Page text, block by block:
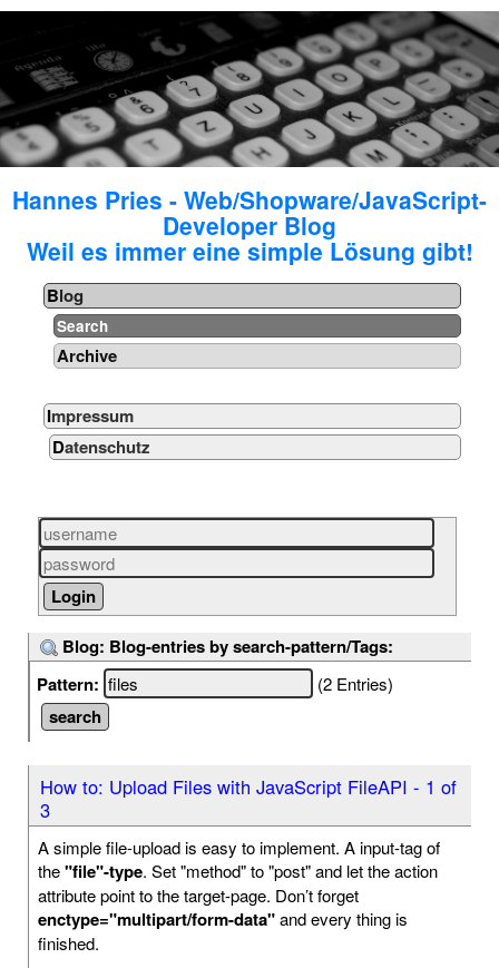
Hannes Pries - Web/Shopware/JavaScript-
Developer Blog
Weil es immer eine simple Lösung gibt!
Blog
Search
Archive
Impressum
Datenschutz
Blog: Blog-entries by search-pattern/Tags:
Pattern:
(2 Entries)
How to: Upload Files with JavaScript FileAPI - 1 of
3
A simple file-upload is easy to implement. A input-tag of
the"file"-type. Set "method" to "post" and let the action
attribute point to the target-page. Don’t forget
enctype="multipart/form-data"and every thing is
finished.